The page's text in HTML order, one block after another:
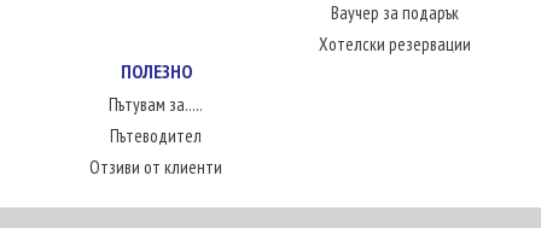
Ваучер за подарък
Хотелски резервации
ПОЛЕЗНО
Пътувам за.....
Пътеводител
Отзиви от клиенти